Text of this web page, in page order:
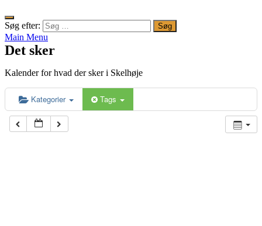
Søg efter:
Main Menu
Det sker
Kalender for hvad der sker i Skelhøje
Kategorier Tags